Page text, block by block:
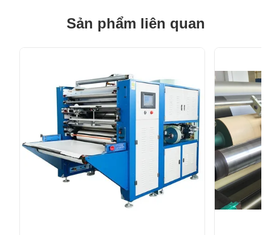
Sản phẩm liên quan